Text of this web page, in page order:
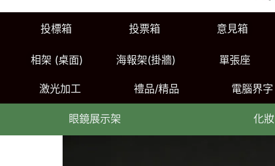
投標箱 投票箱 意見箱
相架 (桌面) 海報架(掛牆) 單張座
激光加工 禮品/精品 電腦界字
眼鏡展示架 化